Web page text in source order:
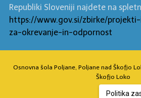
Republiki Sloveniji najdete na
https://www.gov.si/zbirke/
za-okrevanje-in-odpornost
Osnovna šola Poljane, Poljane nad Škofjo
Škofjo Loko
Politika